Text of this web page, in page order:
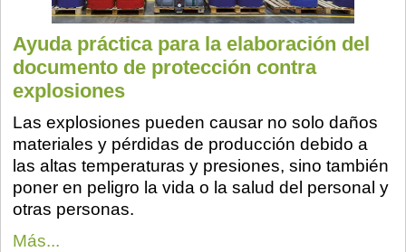
Ayuda práctica para la elaboración del
documento de protección contra
explosiones
Las explosiones pueden causar no solo daños
materiales y pérdidas de producción debido a
las altas temperaturas y presiones, sino también
poner en peligro la vida o la salud del personal y
otras personas.
Más...